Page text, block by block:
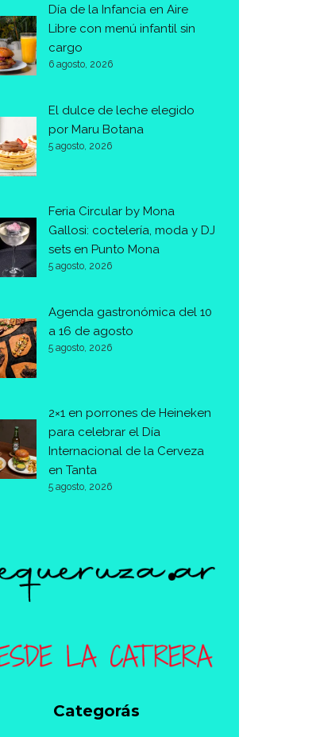
Día de la Infancia en Aire
Libre con menú infantil sin
cargo
6 agosto, 2026
El dulce de leche elegido
por Maru Botana
5 agosto, 2026
Feria Circular by Mona
Gallosi: coctelería, moda y DJ
sets en Punto Mona
5 agosto, 2026
Agenda gastronómica del 10
a 16 de agosto
5 agosto, 2026
2×1 en porrones de Heineken
para celebrar el Día
Internacional de la Cerveza
en Tanta
5 agosto, 2026
Categorás